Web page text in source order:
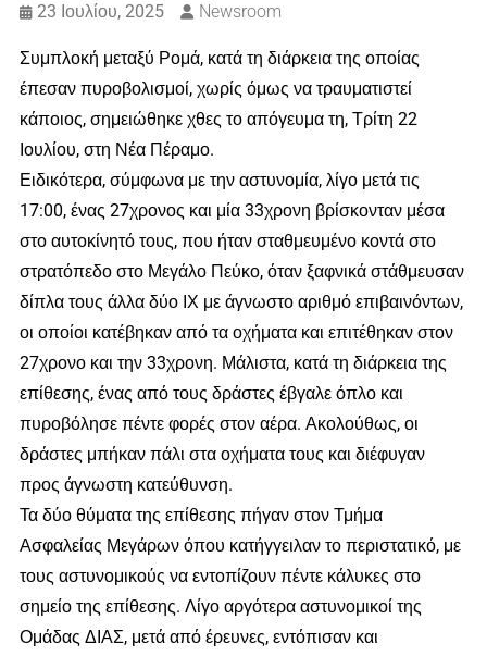
23 Ιουλίου, 2025 Newsroom
Συμπλοκή μεταξύ Ρομά, κατά τη διάρκεια της οποίας
έπεσαν πυροβολισμοί, χωρίς όμως να τραυματιστεί
κάποιος, σημειώθηκε χθες το απόγευμα τη, Τρίτη 22
Ιουλίου, στη Νέα Πέραμο.
Ειδικότερα, σύμφωνα με την αστυνομία, λίγο μετά τις
17:00, ένας 27χρονος και μία 33χρονη βρίσκονταν μέσα
στο αυτοκίνητό τους, που ήταν σταθμευμένο κοντά στο
στρατόπεδο στο Μεγάλο Πεύκο, όταν ξαφνικά στάθμευσαν
δίπλα τους άλλα δύο ΙΧ με άγνωστο αριθμό επιβαινόντων,
οι οποίοι κατέβηκαν από τα οχήματα και επιτέθηκαν στον
27χρονο και την 33χρονη. Μάλιστα, κατά τη διάρκεια της
επίθεσης, ένας από τους δράστες έβγαλε όπλο και
πυροβόλησε πέντε φορές στον αέρα. Ακολούθως, οι
δράστες μπήκαν πάλι στα οχήματα τους και διέφυγαν
προς άγνωστη κατεύθυνση.
Τα δύο θύματα της επίθεσης πήγαν στον Τμήμα
Ασφαλείας Μεγάρων όπου κατήγγειλαν το περιστατικό, με
τους αστυνομικούς να εντοπίζουν πέντε κάλυκες στο
σημείο της επίθεσης. Λίγο αργότερα αστυνομικοί της
Ομάδας ΔΙΑΣ, μετά από έρευνες, εντόπισαν και